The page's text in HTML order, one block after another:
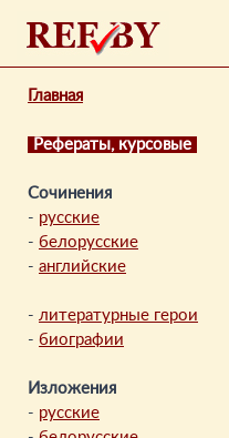
Главная
Рефераты, курсовые
Сочинения
- русские
- белорусские
- английские
- литературные герои
- биографии
Изложения
- русские